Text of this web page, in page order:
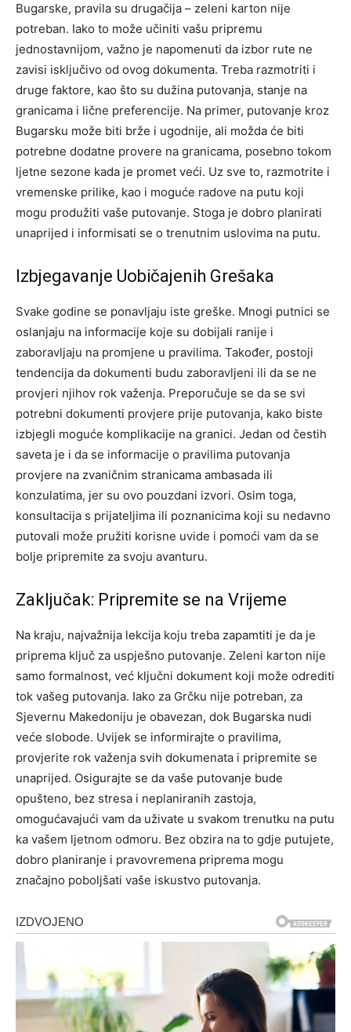
Bugarske, pravila su drugačija – zeleni karton nije
potreban. Iako to može učiniti vašu pripremu
jednostavnijom, važno je napomenuti da izbor rute ne
zavisi isključivo od ovog dokumenta. Treba razmotriti i
druge faktore, kao što su dužina putovanja, stanje na
granicama i lične preferencije. Na primer, putovanje kroz
Bugarsku može biti brže i ugodnije, ali možda će biti
potrebne dodatne provere na granicama, posebno tokom
ljetne sezone kada je promet veći. Uz sve to, razmotrite i
vremenske prilike, kao i moguće radove na putu koji
mogu produžiti vaše putovanje. Stoga je dobro planirati
unaprijed i informisati se o trenutnim uslovima na putu.
Izbjegavanje Uobičajenih Grešaka
Svake godine se ponavljaju iste greške. Mnogi putnici se
oslanjaju na informacije koje su dobijali ranije i
zaboravljaju na promjene u pravilima. Također, postoji
tendencija da dokumenti budu zaboravljeni ili da se ne
provjeri njihov rok važenja. Preporučuje se da se svi
potrebni dokumenti provjere prije putovanja, kako biste
izbjegli moguće komplikacije na granici. Jedan od čestih
saveta je i da se informacije o pravilima putovanja
provjere na zvaničnim stranicama ambasada ili
konzulatima, jer su ovo pouzdani izvori. Osim toga,
konsultacija s prijateljima ili poznanicima koji su nedavno
putovali može pružiti korisne uvide i pomoći vam da se
bolje pripremite za svoju avanturu.
Zaključak: Pripremite se na Vrijeme
Na kraju, najvažnija lekcija koju treba zapamtiti je da je
priprema ključ za uspješno putovanje. Zeleni karton nije
samo formalnost, već ključni dokument koji može odrediti
tok vašeg putovanja. Iako za Grčku nije potreban, za
Sjevernu Makedoniju je obavezan, dok Bugarska nudi
veće slobode. Uvijek se informirajte o pravilima,
provjerite rok važenja svih dokumenata i pripremite se
unaprijed. Osigurajte se da vaše putovanje bude
opušteno, bez stresa i neplaniranih zastoja,
omogućavajući vam da uživate u svakom trenutku na putu
ka vašem ljetnom odmoru. Bez obzira na to gdje putujete,
dobro planiranje i pravovremena priprema mogu
značajno poboljšati vaše iskustvo putovanja.